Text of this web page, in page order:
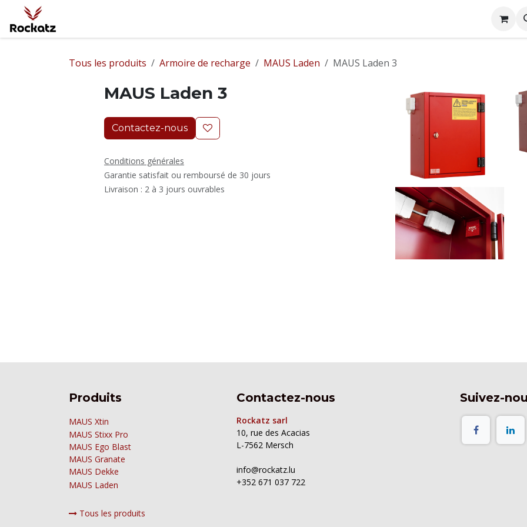
Se rendre au contenu
Tous les produits Armoire de recharge MAUS Laden MAUS Laden 3
MAUS Laden 3
Contactez-nous
Conditions générales
Garantie satisfait ou remboursé de 30 jours
Livraison : 2 à 3 jours ouvrables
Produits
MAUS Xtin
MAUS Stixx Pro
MAUS Ego Blast
MAUS Granate
MAUS Dekke
MAUS Laden
Tous les produits
Contactez-nous
Rockatz sarl
10, rue des Acacias
L-7562 Mersch
info@rockatz.lu
+352 671 037 722
Suivez-